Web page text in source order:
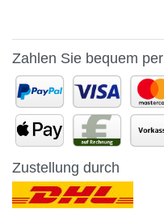
Zahlen Sie bequem per
Zustellung durch